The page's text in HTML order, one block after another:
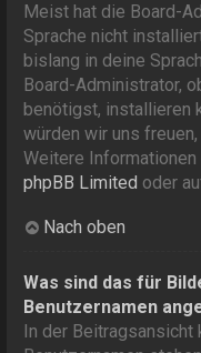
Meist hat die Board-
Sprache nicht
bislang in deine
Board-Administrator,
benötigst, installieren
würden wir uns
Weitere
phpBB Limited oder
Nach oben
Was sind das für
Benutzernamen
In der